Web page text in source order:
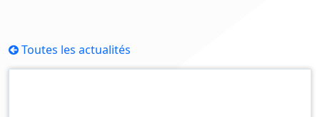
Toutes les actualités